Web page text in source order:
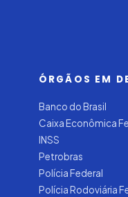
ÓRGÃOS EM
Banco do Brasil
Caixa Econômica
INSS
Petrobras
Polícia Federal
Polícia Rodoviária